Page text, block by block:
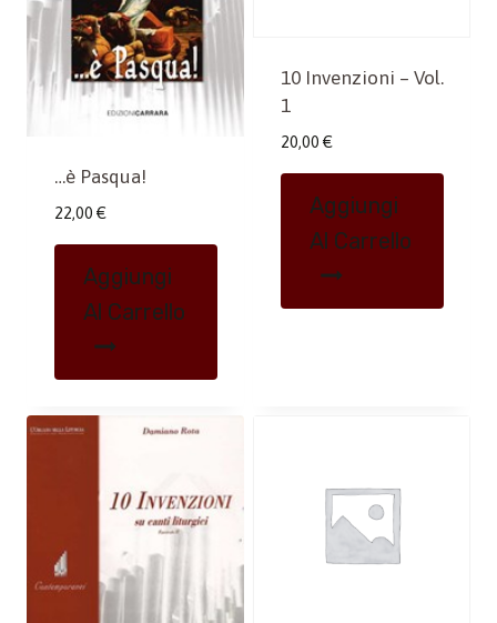
…è Pasqua!
22,00 €
Aggiungi
Al Carrello
10 Invenzioni – Vol.
1
20,00 €
Aggiungi
Al Carrello